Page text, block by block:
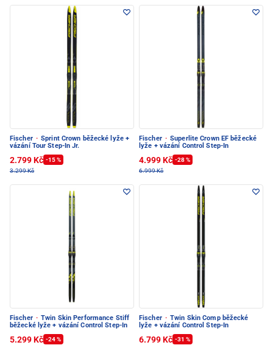
Fischer · Sprint Crown běžecké lyže +
vázání Tour Step-In Jr.
2.799 Kč -15 %
3.299 Kč
Fischer · Superlite Crown EF běžecké
lyže + vázání Control Step-In
4.999 Kč -28 %
6.999 Kč
Fischer · Twin Skin Performance Stiff
běžecké lyže + vázání Control Step-In
5.299 Kč -24 %
Fischer · Twin Skin Comp běžecké
lyže + vázání Control Step-In
6.799 Kč -31 %